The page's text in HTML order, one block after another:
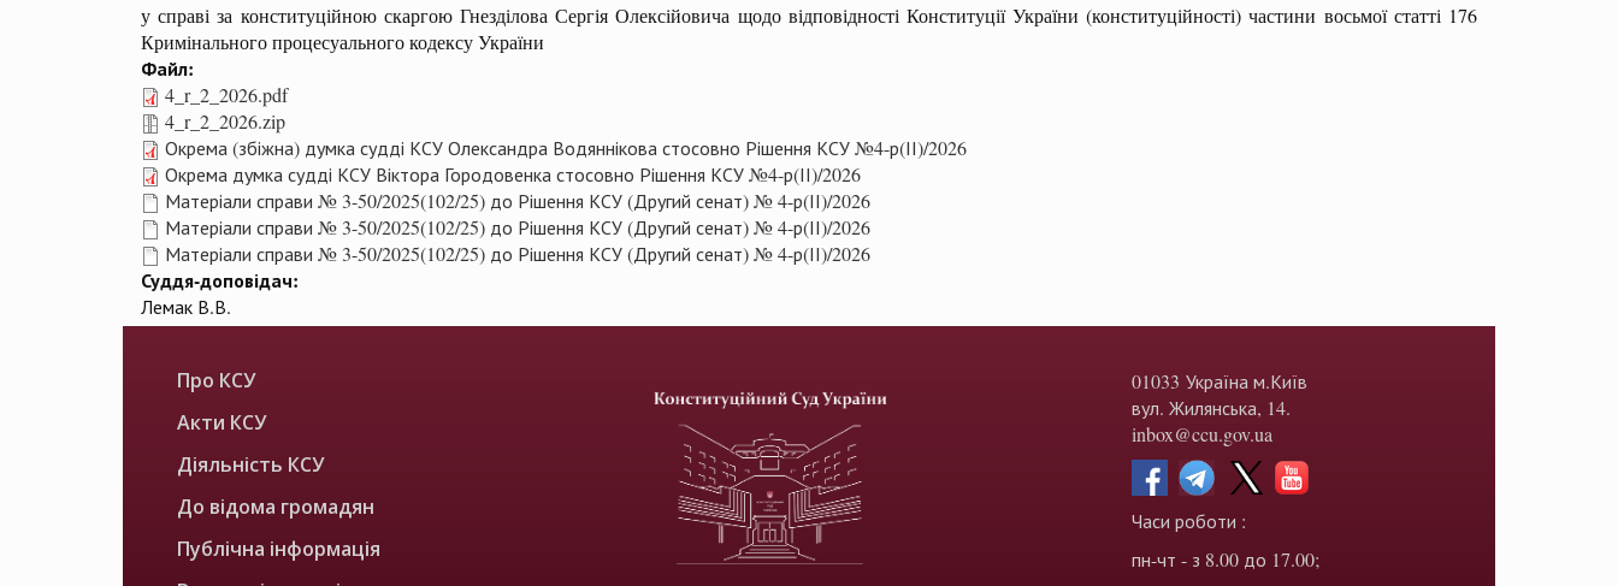
у справі за конституційною скаргою Гнезділова Сергія Олексійовича щодо відповідності Конституції України (конституційності) частини восьмої статті 176
Кримінального процесуального кодексу України
Файл:
4_r_2_2026.pdf
4_r_2_2026.zip
Окрема (збіжна) думка судді КСУ Олександра Водяннікова стосовно Рішення КСУ №4-р(ІІ)/2026
Окрема думка судді КСУ Віктора Городовенка стосовно Рішення КСУ №4-р(ІІ)/2026
Матеріали справи № 3-50/2025(102/25) до Рішення КСУ (Другий сенат) № 4-р(ІІ)/2026
Матеріали справи № 3-50/2025(102/25) до Рішення КСУ (Другий сенат) № 4-р(ІІ)/2026
Матеріали справи № 3-50/2025(102/25) до Рішення КСУ (Другий сенат) № 4-р(ІІ)/2026
Суддя-доповідач:
Лемак В.В.
Про КСУ
Акти КСУ
Діяльність КСУ
До відома громадян
Публічна інформація
01033 Україна м.Київ
вул. Жилянська, 14.
inbox@ccu.gov.ua
Часи роботи :
пн-чт - з 8.00 до 17.00;